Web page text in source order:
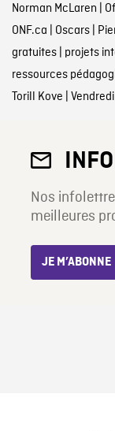
Norman McLaren |
ONF.ca | Oscars|
gratuites| projets
ressources
Torill Kove |
Nos
meilleures
JE M’ABONNE